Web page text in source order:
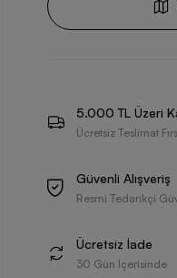
5.000 TL Üzeri
Ücretsiz Teslimat
Güvenli Alışveriş
Resmi Tedarikçi
Ücretsiz İade
30 Gün İçerisinde